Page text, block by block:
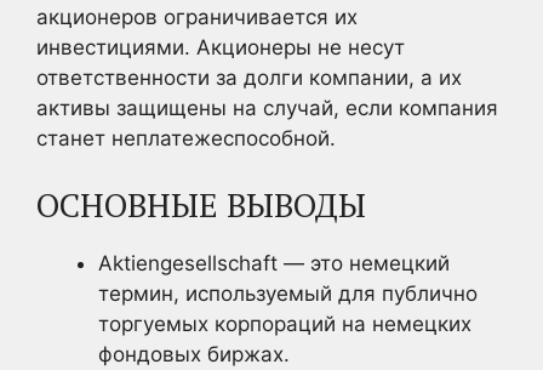
акционеров ограничивается их
инвестициями. Акционеры не несут
ответственности за долги компании, а их
активы защищены на случай, если компания
станет неплатежеспособной.
ОСНОВНЫЕ ВЫВОДЫ
Aktiengesellschaft — это немецкий
термин, используемый для публично
торгуемых корпораций на немецких
фондовых биржах.